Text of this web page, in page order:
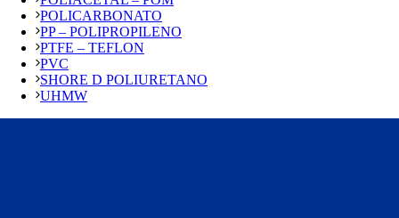
POLICARBONATO
PP – POLIPROPILENO
PTFE – TEFLON
PVC
SHORE D POLIURETANO
UHMW